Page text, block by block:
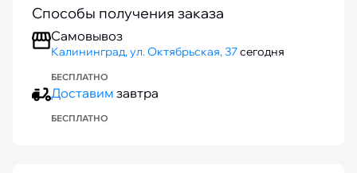
Способы получения заказа
Самовывоз
Калининград, ул. Октябрьская, 37сегодня
БЕСПЛАТНО
Доставим завтра
БЕСПЛАТНО